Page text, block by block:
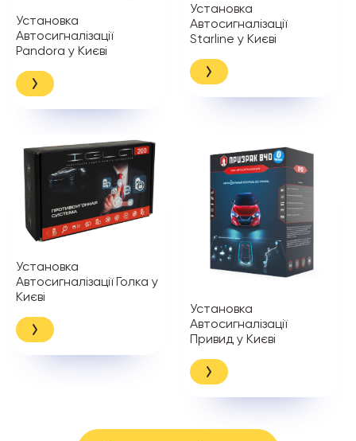
Установка
Автосигналізації
Pandora у Києві
Установка
Автосигналізації
Starline у Києві
Установка
Автосигналізації Голка у
Києві
Установка
Автосигналізації
Привид у Києві